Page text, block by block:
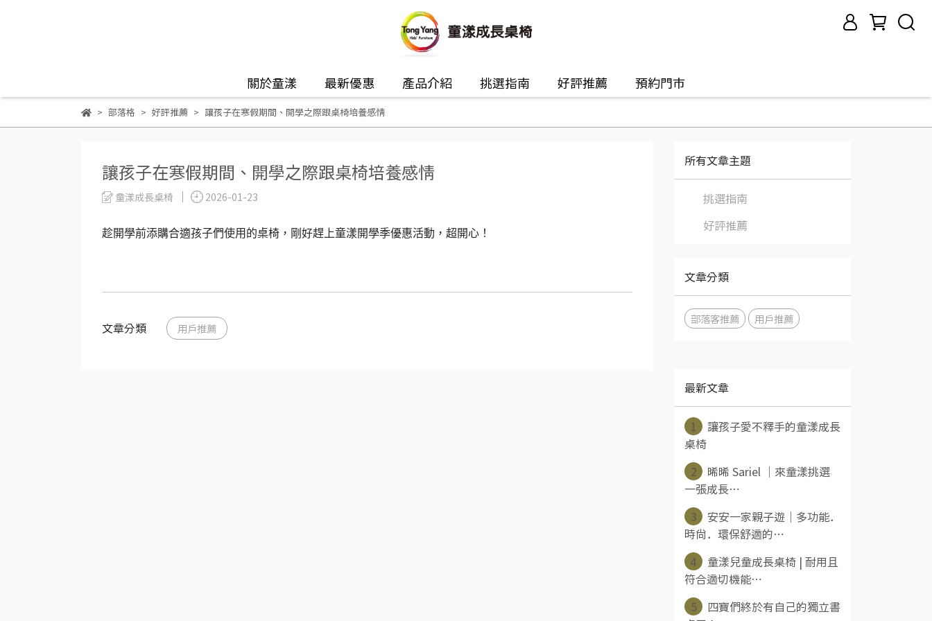
關於童漾 最新優惠 產品介紹 挑選指南 好評推薦 預約門市
部落格 好評推薦 讓孩子在寒假期間、開學之際跟桌椅培養感情
讓孩子在寒假期間、開學之際跟桌椅培養感情
童漾成長桌椅 2026-01-23
趁開學前添購合適孩子們使用的桌椅，剛好趕上童漾開學季優惠活動，超開心！
文章分類 用戶推薦
所有文章主題
挑選指南
好評推薦
文章分類
部落客推薦 用戶推薦
最新文章
1
讓孩子愛不釋手的童漾成長
桌椅
2
晞晞 Sariel ｜來童漾挑選
一張成長⋯
3
安安一家親子遊｜多功能．
時尚．環保舒適的⋯
4
童漾兒童成長桌椅 | 耐用且
符合適切機能⋯
5
四寶們終於有自己的獨立書